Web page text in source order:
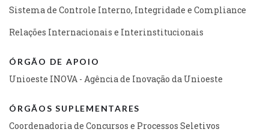
Sistema de Controle Interno, Integridade e Compliance
Relações Internacionais e Interinstitucionais
ÓRGÃO DE APOIO
Unioeste INOVA - Agência de Inovação da Unioeste
ÓRGÃOS SUPLEMENTARES
Coordenadoria de Concursos e Processos Seletivos